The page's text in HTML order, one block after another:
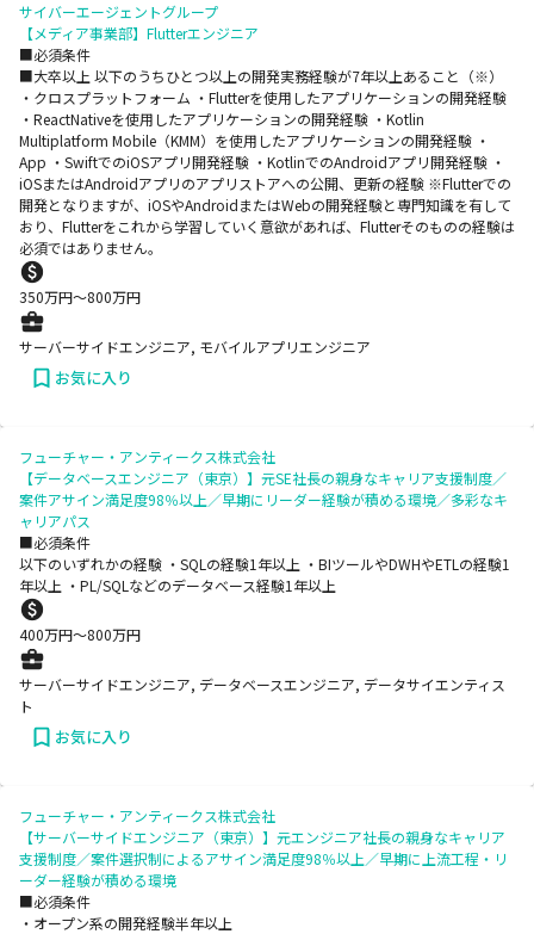
サイバーエージェントグループ
【メディア事業部】Flutterエンジニア
■必須条件
■大卒以上 以下のうちひとつ以上の開発実務経験が7年以上あること（※）
・クロスプラットフォーム ・Flutterを使用したアプリケーションの開発経験
・ReactNativeを使用したアプリケーションの開発経験 ・Kotlin
Multiplatform Mobile（KMM）を使用したアプリケーションの開発経験 ・
App ・SwiftでのiOSアプリ開発経験 ・KotlinでのAndroidアプリ開発経験 ・
iOSまたはAndroidアプリのアプリストアへの公開、更新の経験 ※Flutterでの
開発となりますが、iOSやAndroidまたはWebの開発経験と専門知識を有して
おり、Flutterをこれから学習していく意欲があれば、Flutterそのものの経験は
必須ではありません。
350万円〜800万円
サーバーサイドエンジニア, モバイルアプリエンジニア
お気に入り
フューチャー・アンティークス株式会社
【データベースエンジニア（東京）】元SE社長の親身なキャリア支援制度／
案件アサイン満足度98％以上／早期にリーダー経験が積める環境／多彩なキ
ャリアパス
■必須条件
以下のいずれかの経験 ・SQLの経験1年以上 ・BIツールやDWHやETLの経験1
年以上 ・PL/SQLなどのデータベース経験1年以上
400万円〜800万円
サーバーサイドエンジニア, データベースエンジニア, データサイエンティス
ト
お気に入り
フューチャー・アンティークス株式会社
【サーバーサイドエンジニア（東京）】元エンジニア社長の親身なキャリア
支援制度／案件選択制によるアサイン満足度98％以上／早期に上流工程・リ
ーダー経験が積める環境
■必須条件
・オープン系の開発経験半年以上